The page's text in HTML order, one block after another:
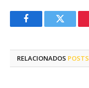
FacebookTwitter
RELACIONADOS POSTS